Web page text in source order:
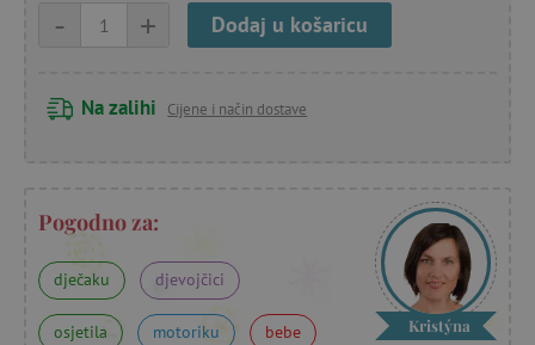
+
- Dodaj u košaricu
Na zalihi Cijene i način dostave
Pogodno za:
dječaku djevojčici
osjetila motoriku bebe Kristýna